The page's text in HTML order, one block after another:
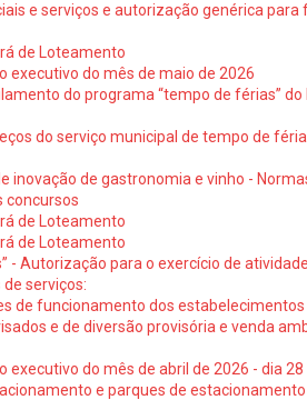
e serviços e autorização genérica para
de Loteamento
executivo do mês de maio de 2026
do programa “tempo de férias”
do serviço municipal de tempo de
inovação de gastronomia e vinho -
concursos
de Loteamento
de Loteamento
- Autorização para o exercício de
serviços:
de funcionamento dos
e de diversão provisória e venda
executivo do mês de abril de 2026 - dia 28
e parques de